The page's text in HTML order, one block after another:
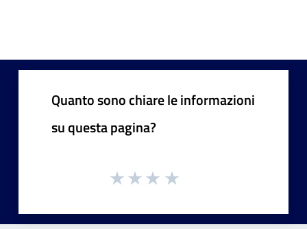
Quanto sono chiare le informazioni
su questa pagina?